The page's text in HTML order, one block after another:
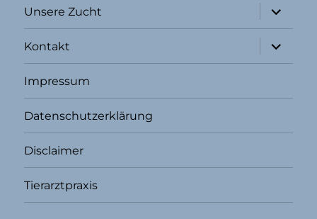
Unsere Zucht
öffnen
Kontakt
öffnen
Impressum
Datenschutzerklärung
Disclaimer
Tierarztpraxis